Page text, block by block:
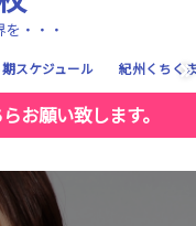
・・・
スケジュール 紀州くちく
お願い致します。